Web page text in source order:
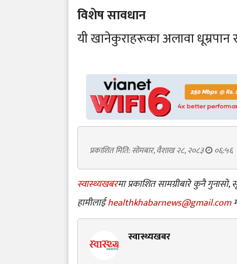
विशेष सावधान
यी खानेकुराहरूका अलावा
प्रकाशित मिति: सोमबार, वैशाख २८, २०८३ ०६:५६
स्वास्थ्यखबरमा प्रकाशित सामग्रीबारे कुनै
हामीलाईhealthkhabarnews@gmail.com
स्वास्थ्यखबर